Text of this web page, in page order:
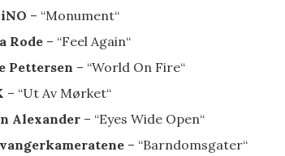
– “Monument“
Rode – “Feel Again“
Pettersen – “World On Fire“
– “Ut Av Mørket“
Alexander – “Eyes Wide Open“
– “Barndomsgater“